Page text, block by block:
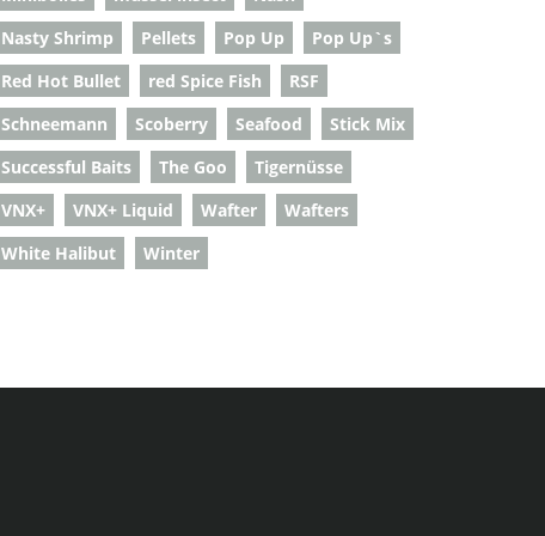
Nasty Shrimp
Pellets Pop Up
Pop Up`s
Red Hot Bullet
red Spice Fish
RSF
Schneemann
Scoberry Seafood
Stick Mix
Successful Baits
The Goo
Tigernüsse
VNX+
VNX+ Liquid Wafter
Wafters
White Halibut
Winter